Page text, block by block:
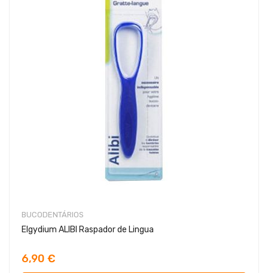
BUCODENTÁRIOS
Elgydium ALIBI Raspador de Lingua
6,90 €